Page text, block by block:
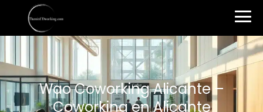
Wao Coworking Alicante –
Coworking en Alicante